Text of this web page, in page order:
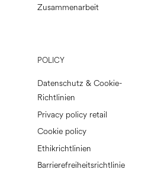
Zusammenarbeit
POLICY
Datenschutz & Cookie-
Richtlinien
Privacy policy retail
Cookie policy
Ethikrichtlinien
Barrierefreiheitsrichtlinie